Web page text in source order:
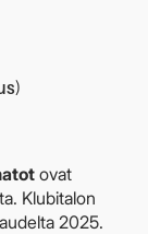
ovat
Klubitalon
2025.